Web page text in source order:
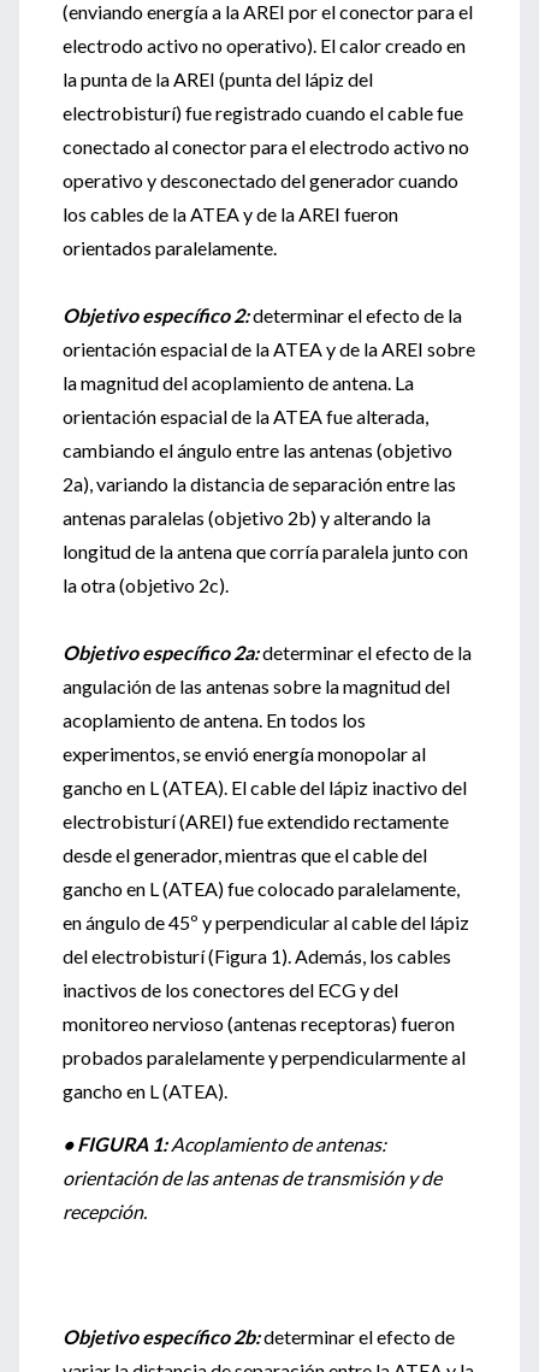
(enviando energía a la AREI por el conector para el
electrodo activo no operativo). El calor creado en
la punta de la AREI (punta del lápiz del
electrobisturí) fue registrado cuando el cable fue
conectado al conector para el electrodo activo no
operativo y desconectado del generador cuando
los cables de la ATEA y de la AREI fueron
orientados paralelamente.
Objetivo específico 2:determinar el efecto de la
orientación espacial de la ATEA y de la AREI sobre
la magnitud del acoplamiento de antena. La
orientación espacial de la ATEA fue alterada,
cambiando el ángulo entre las antenas (objetivo
2a), variando la distancia de separación entre las
antenas paralelas (objetivo 2b) y alterando la
longitud de la antena que corría paralela junto con
la otra (objetivo 2c).
Objetivo específico 2a:determinar el efecto de la
angulación de las antenas sobre la magnitud del
acoplamiento de antena. En todos los
experimentos, se envió energía monopolar al
gancho en L (ATEA). El cable del lápiz inactivo del
electrobisturí (AREI) fue extendido rectamente
desde el generador, mientras que el cable del
gancho en L (ATEA) fue colocado paralelamente,
en ángulo de 45º y perpendicular al cable del lápiz
del electrobisturí (Figura 1). Además, los cables
inactivos de los conectores del ECG y del
monitoreo nervioso (antenas receptoras) fueron
probados paralelamente y perpendicularmente al
gancho en L (ATEA).
• FIGURA 1:Acoplamiento de antenas:
orientación de las antenas de transmisión y de
recepción.
Objetivo específico 2b:determinar el efecto de